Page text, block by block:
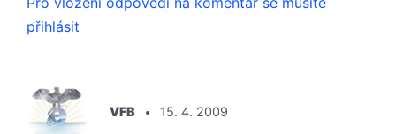
přihlásit
VFB
15. 4. 2009